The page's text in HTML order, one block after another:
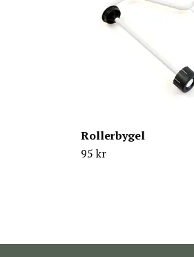
Rollerbygel
95 kr